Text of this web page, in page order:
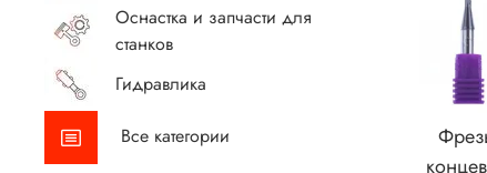
Оснастка и запчасти для
станков
Гидравлика
Все категории